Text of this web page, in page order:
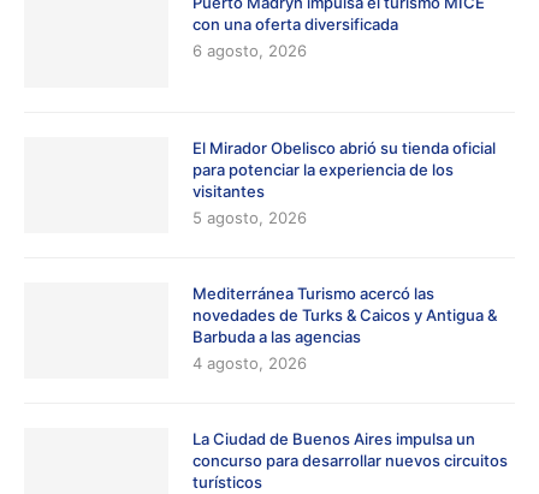
con una oferta diversificada
6 agosto, 2026
El Mirador Obelisco abrió su tienda oficial
para potenciar la experiencia de los
visitantes
5 agosto, 2026
Mediterránea Turismo acercó las
novedades de Turks & Caicos y Antigua &
Barbuda a las agencias
4 agosto, 2026
La Ciudad de Buenos Aires impulsa un
concurso para desarrollar nuevos circuitos
turísticos